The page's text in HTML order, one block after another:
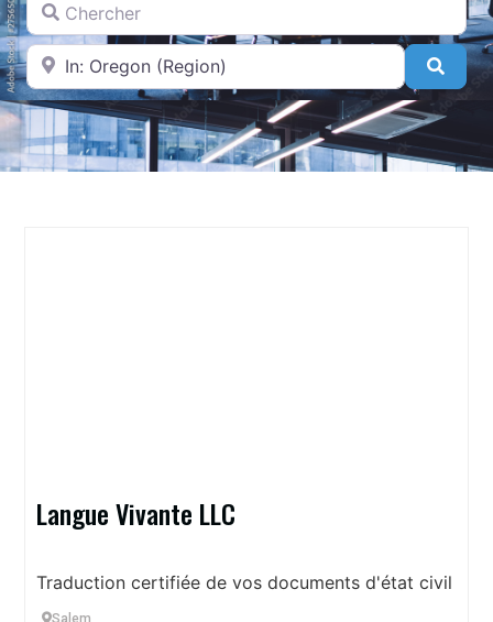
A proximité de
Langue Vivante LLC
Traduction certifiée de vos documents d'état civil